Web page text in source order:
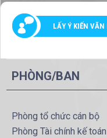
LẤY Ý KIẾN VĂN
PHÒNG/BAN
Phòng tổ chức cán bộ
Phòng Tài chính kế toán